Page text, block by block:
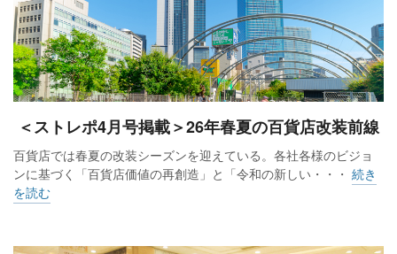
＜ストレポ4月号掲載＞26年春夏の百貨店改装前線
百貨店では春夏の改装シーズンを迎えている。各社各様のビジョ
ンに基づく「百貨店価値の再創造」と「令和の新しい・・・ 続き
を読む